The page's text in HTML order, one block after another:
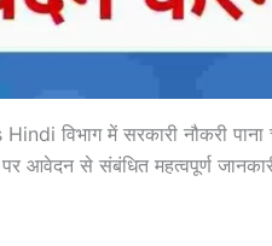
में सरकारी नौकरी पाना
आवेदन से संबंधित महत्वपूर्ण